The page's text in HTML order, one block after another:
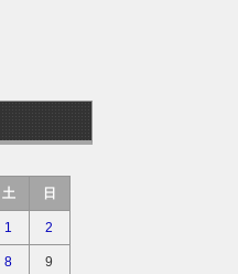
土 日
1 2
8 9